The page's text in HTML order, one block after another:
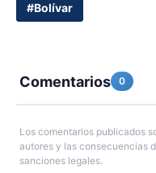
#Bolívar
Comentarios 0
Los comentarios publicados
autores y las consecuencias
sanciones legales.